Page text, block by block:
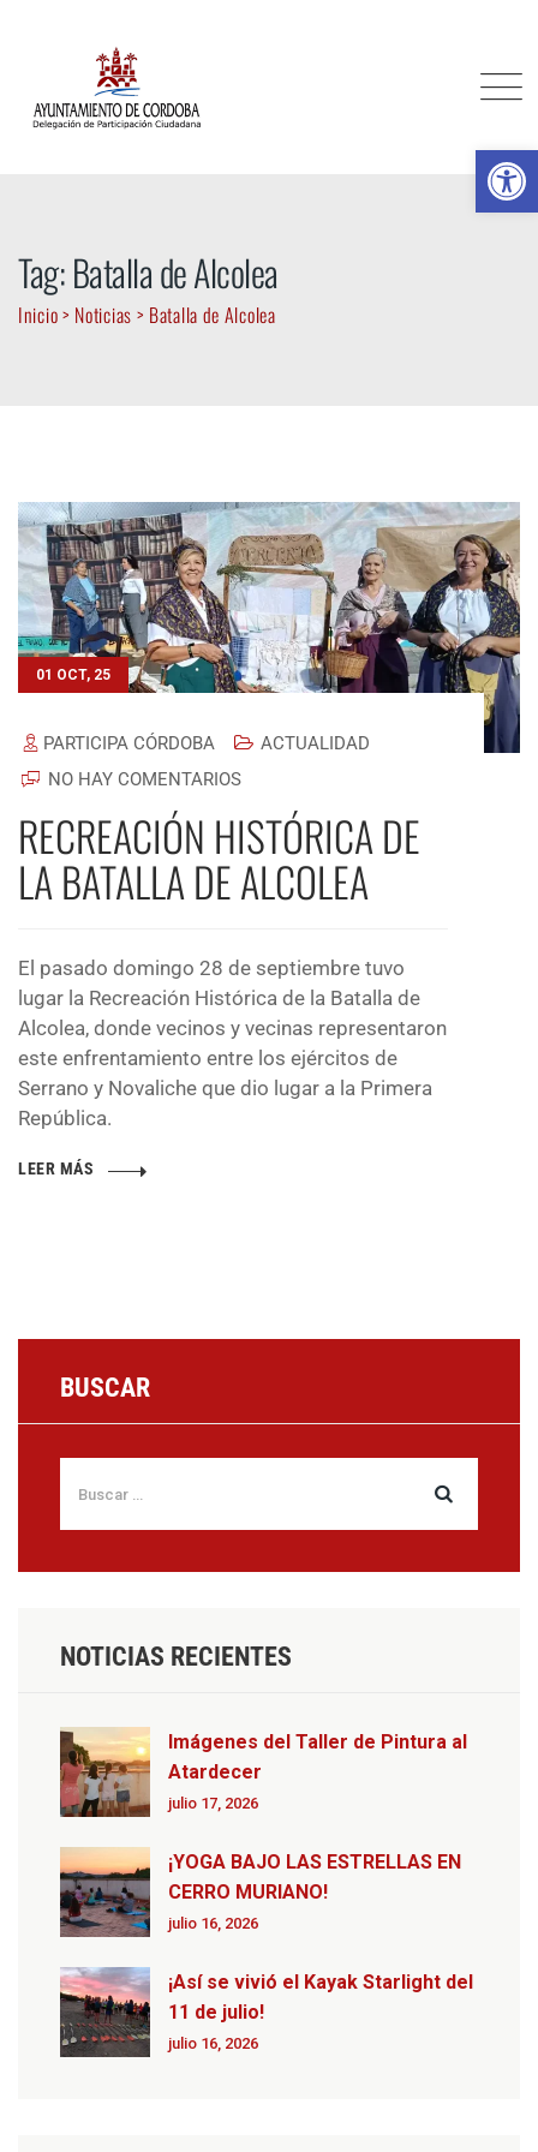
Tag: Batalla de Alcolea
Inicio> Noticias > Batalla de Alcolea
01 OCT, 25
PARTICIPA CÓRDOBA
ACTUALIDAD
NO HAY COMENTARIOS
RECREACIÓN HISTÓRICA DE
LA BATALLA DE ALCOLEA
El pasado domingo 28 de septiembre tuvo
lugar la Recreación Histórica de la Batalla de
Alcolea, donde vecinos y vecinas representaron
este enfrentamiento entre los ejércitos de
Serrano y Novaliche que dio lugar a la Primera
República.
LEER MÁS
BUSCAR
NOTICIAS RECIENTES
Imágenes del Taller de Pintura al
Atardecer
julio 17, 2026
¡YOGA BAJO LAS ESTRELLAS EN
CERRO MURIANO!
julio 16, 2026
¡Así se vivió el Kayak Starlight del
11 de julio!
julio 16, 2026